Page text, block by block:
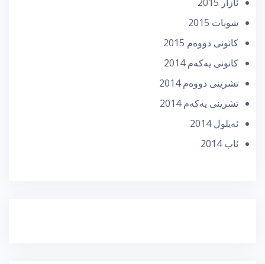
شوبات 2015
كانونی دووه‌م 2015
كانونی یه‌كه‌م 2014
تشرینی دووه‌م 2014
تشرینی یه‌كه‌م 2014
ئه‌یلول 2014
ئاب 2014